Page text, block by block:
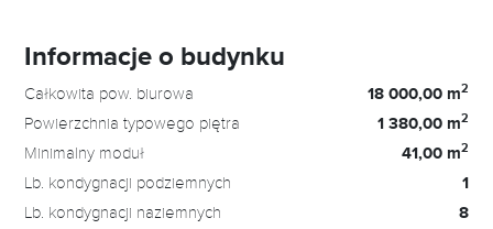
Informacje o budynku
Całkowita pow. biurowa 18 000,00 m2
Powierzchnia typowego piętra 1 380,00 m2
Minimalny moduł 41,00 m2
Lb. kondygnacji podziemnych 1
Lb. kondygnacji naziemnych 8